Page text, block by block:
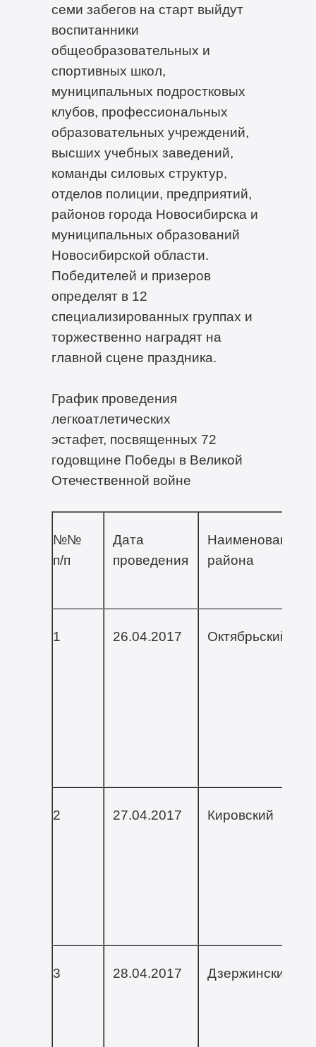
семи забегов на старт выйдут
воспитанники
общеобразовательных и
спортивных школ,
муниципальных подростковых
клубов, профессиональных
образовательных учреждений,
высших учебных заведений,
команды силовых структур,
отделов полиции, предприятий,
районов города Новосибирска и
муниципальных образований
Новосибирской области.
Победителей и призеров
определят в 12
специализированных группах и
торжественно наградят на
главной сцене праздника.
График проведения
легкоатлетических
эстафет, посвященных 72
годовщине Победы в Великой
Отечественной войне
№№
п/п
Дата
проведения
Наименование
района
1 26.04.2017 Октябрьский
2 27.04.2017 Кировский
3 28.04.2017 Дзержинский